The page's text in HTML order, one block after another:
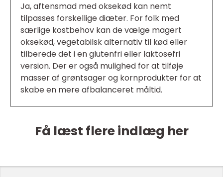
Ja, aftensmad med oksekød kan nemt
tilpasses forskellige diæter. For folk med
særlige kostbehov kan de vælge magert
oksekød, vegetabilsk alternativ til kød eller
tilberede det i en glutenfri eller laktosefri
version. Der er også mulighed for at tilføje
masser af grøntsager og kornprodukter for at
skabe en mere afbalanceret måltid.
Få læst flere indlæg her